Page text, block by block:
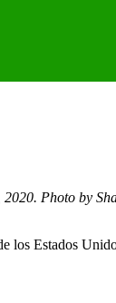
Photo
los Estados